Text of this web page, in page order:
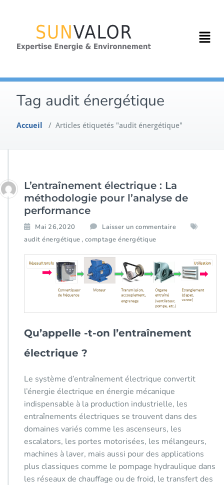
Tag audit énergétique
Accueil / Articles étiquetés "audit énergétique"
L’entraînement électrique : La
méthodologie pour l’analyse de
performance
Mai 26,2020
Laisser un commentaire
audit énergétique , comptage énergétique
Qu’appelle -t-on l’entraînement
électrique ?
Le système d’entraînement électrique convertit
l’énergie électrique en énergie mécanique
indispensable à la production industrielle, les
entraînements électriques se trouvent dans des
domaines variés comme les ascenseurs, les
escalators, les portes motorisées, les mélangeurs,
machines à laver, mais aussi pour des applications
plus classiques comme le pompage hydraulique dans
les réseaux de chauffage ou de froid, le transfert des